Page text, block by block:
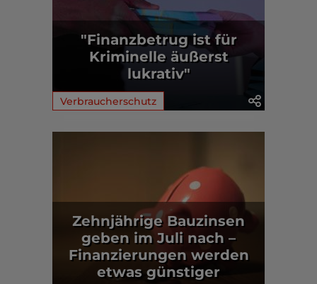
"Finanzbetrug ist für
Kriminelle äußerst
lukrativ"
Verbraucherschutz
Zehnjährige Bauzinsen
geben im Juli nach –
Finanzierungen werden
etwas günstiger